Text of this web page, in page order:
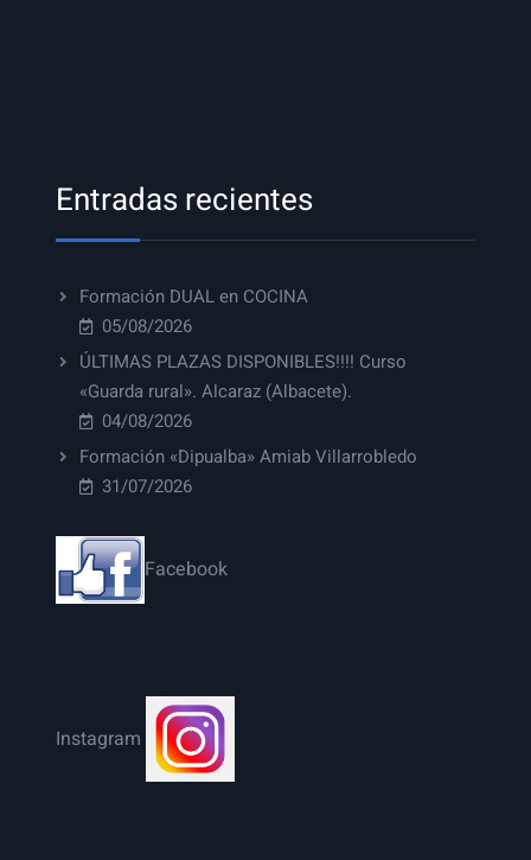
Entradas recientes
Formación DUAL en COCINA
05/08/2026
ÚLTIMAS PLAZAS DISPONIBLES!!!! Curso
«Guarda rural». Alcaraz (Albacete).
04/08/2026
Formación «Dipualba» Amiab Villarrobledo
31/07/2026
Facebook
Instagram